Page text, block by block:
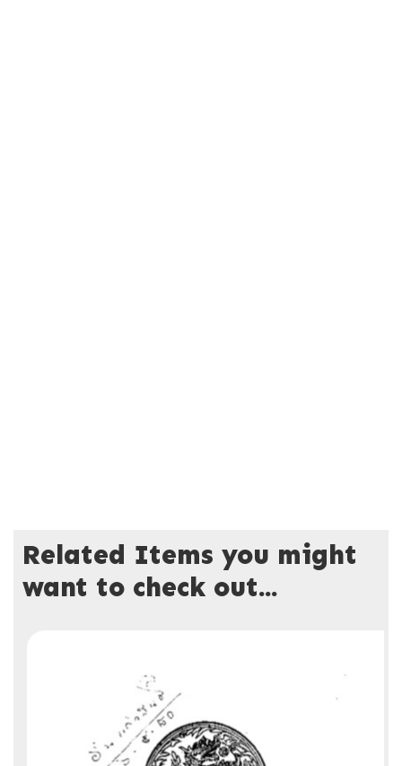
Related Items you might
want to check out...